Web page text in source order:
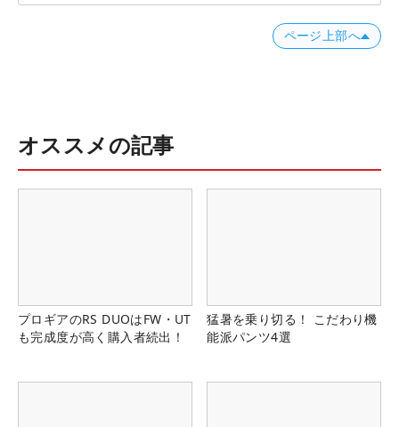
ページ上部へ
オススメの記事
プロギアのRS DUOはFW・UT
も完成度が高く購入者続出！
猛暑を乗り切る！ こだわり機
能派パンツ4選